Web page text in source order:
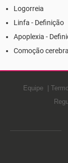
Logorreia
Linfa - Definição
Apoplexia -
Comoção
Equipe